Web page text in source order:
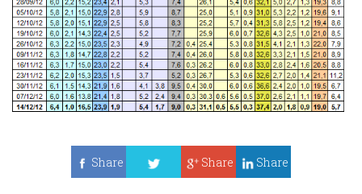
Share
Share Share